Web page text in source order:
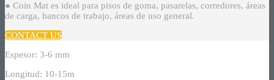
● Coin Mat es ideal para pisos de goma, pasarelas, corredores, áreas
de carga, bancos de trabajo, áreas de uso general.
CONTACT US
Espesor: 3-6 mm
Longitud: 10-15m